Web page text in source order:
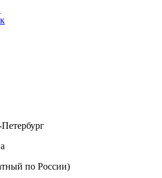
по России)